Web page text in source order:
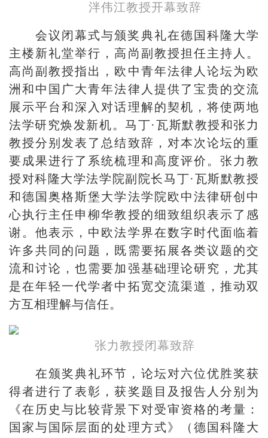
泮伟江教授开幕致辞
会议闭幕式与颁奖典礼在德国科隆大学
主楼新礼堂举行，高尚副教授担任主持人。
高尚副教授指出，欧中青年法律人论坛为欧
洲和中国广大青年法律人提供了宝贵的交流
展示平台和深入对话理解的契机，将使两地
法学研究焕发新机。马丁·瓦斯默教授和张力
教授分别发表了总结致辞，对本次论坛的重
要成果进行了系统梳理和高度评价。张力教
授对科隆大学法学院副院长马丁·瓦斯默教授
和德国奥格斯堡大学法学院欧中法律研创中
心执行主任申柳华教授的细致组织表示了感
谢。他表示，中欧法学界在数字时代面临着
许多共同的问题，既需要拓展各类议题的交
流和讨论，也需要加强基础理论研究，尤其
是在年轻一代学者中拓宽交流渠道，推动双
方互相理解与信任。
张力教授闭幕致辞
在颁奖典礼环节，论坛对六位优胜奖获
得者进行了表彰，获奖题目及报告人分别为
《在历史与比较背景下对受审资格的考量：
国家与国际层面的处理方式》（德国科隆大